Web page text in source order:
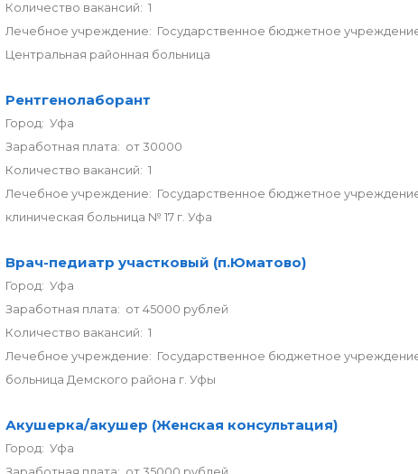
Количество вакансий: 1
Лечебное учреждение: Государственное бюджетное
Центральная районная больница
Рентгенолаборант
Город: Уфа
Заработная плата: от 30000
Количество вакансий: 1
Лечебное учреждение: Государственное бюджетное
клиническая больница № 17 г. Уфа
Врач-педиатр участковый (п.Юматово)
Город: Уфа
Заработная плата: от 45000 рублей
Количество вакансий: 1
Лечебное учреждение: Государственное бюджетное
больница Демского района г. Уфы
Акушерка/акушер (Женская консультация)
Город: Уфа